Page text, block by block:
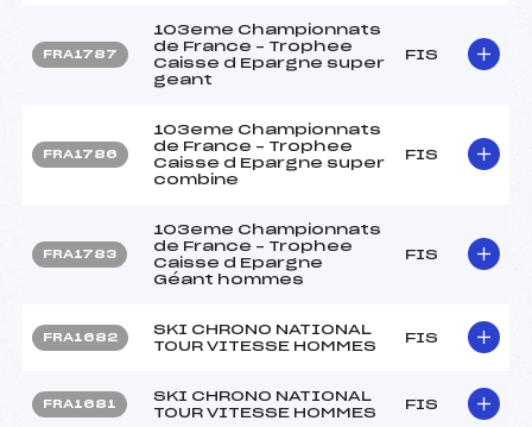
FRA1787
103eme Championnats
de France – Trophee
Caisse d Epargne super
geant
FIS
FRA1786
103eme Championnats
de France – Trophee
Caisse d Epargne super
combine
FIS
FRA1783
103eme Championnats
de France – Trophee
Caisse d Epargne
Géant hommes
FIS
FRA1682
SKI CHRONO NATIONAL
TOUR VITESSE HOMMES
FIS
FRA1681
SKI CHRONO NATIONAL
TOUR VITESSE HOMMES
FIS